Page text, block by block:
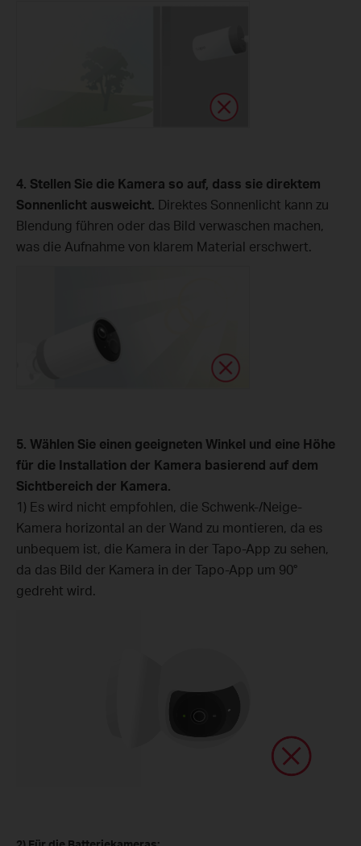
4. Stellen Sie die Kamera so auf, dass sie direktem
Sonnenlicht ausweicht. Direktes Sonnenlicht kann zu
Blendung führen oder das Bild verwaschen machen,
was die Aufnahme von klarem Material erschwert.
5. Wählen Sie einen geeigneten Winkel und eine Höhe
für die Installation der Kamera basierend auf dem
Sichtbereich der Kamera.
1) Es wird nicht empfohlen, die Schwenk-/Neige-
Kamera horizontal an der Wand zu montieren, da es
unbequem ist, die Kamera in der Tapo-App zu sehen,
da das Bild der Kamera in der Tapo-App um 90°
gedreht wird.